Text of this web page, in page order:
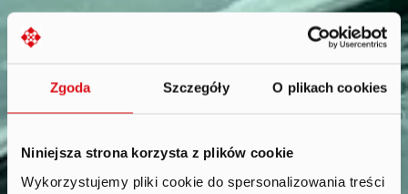
Zgoda Szczegóły O plikach cookies
Niniejsza strona korzysta z plików cookie
Wykorzystujemy pliki cookie do spersonalizowania treści